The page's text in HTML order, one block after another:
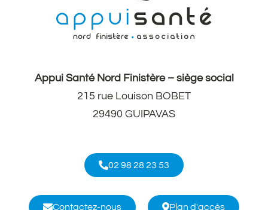
Appui Santé Nord Finistère – siège social
215 rue Louison BOBET
29490 GUIPAVAS
02 98 28 23 53
Contactez-nous Plan d'accès